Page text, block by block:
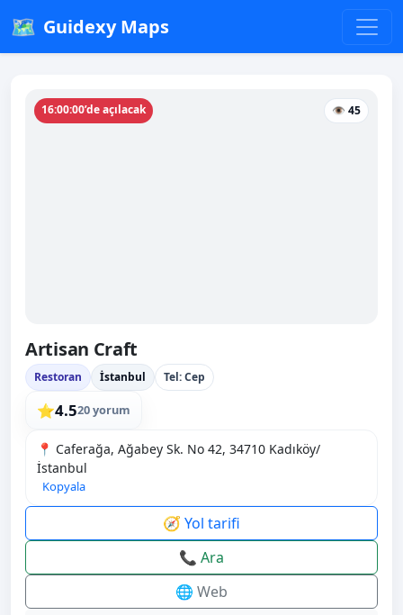
🗺️ Guidexy Maps
16:00:00’de açılacak 👁 45
Artisan Craft
Restoran İstanbul Tel: Cep
⭐4.520 yorum
📍 Caferağa, Ağabey Sk. No 42, 34710 Kadıköy/
İstanbul
Kopyala
🧭 Yol tarifi
📞 Ara
🌐 Web